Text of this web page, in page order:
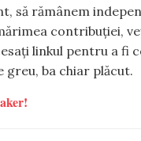
să rămânem
contribuției,
linkul pentru a fi
greu, ba chiar plăcut.